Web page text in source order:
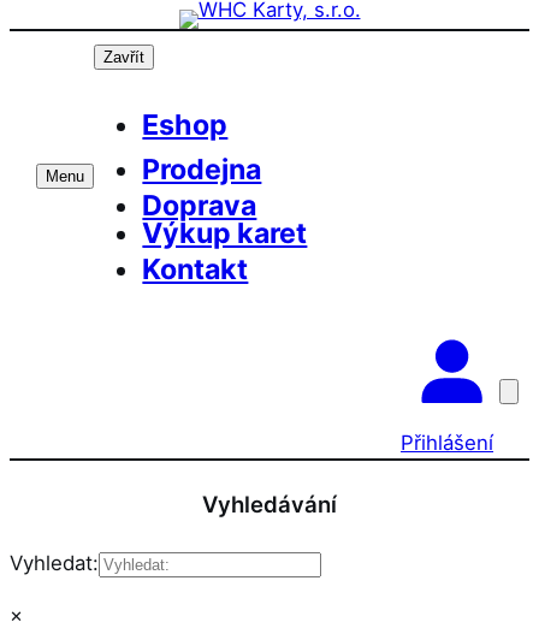
Přeskočit
Menu
Zavřít
Eshop
Prodejna
Doprava
Výkup karet
Kontakt
Přihlášení
Vyhledávání
Vyhledat:
×